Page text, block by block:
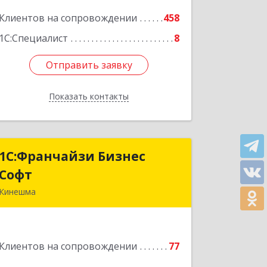
Клиентов на сопровождении
458
1С:Специалист
8
Отправить заявку
Показать контакты
Отправить заявку
Назад
1С:Франчайзи Бизнес
Софт
Кинешма
Клиентов на сопровождении 77
1С:Франчайзи Бизнес
Подробнее